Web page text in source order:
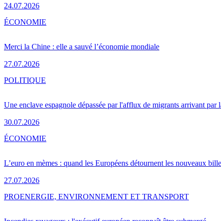
24.07.2026
Merci la Chine : elle a sauvé l’économie mondiale
27.07.2026
ÉCONOMIE
Une enclave espagnole dépassée par l'afflux de migrants arrivant par
30.07.2026
POLITIQUE
L’euro en mèmes : quand les Européens détournent les nouveaux
27.07.2026
ÉCONOMIE
PROENERGIE, ENVIRONNEMENT ET TRANSPORT